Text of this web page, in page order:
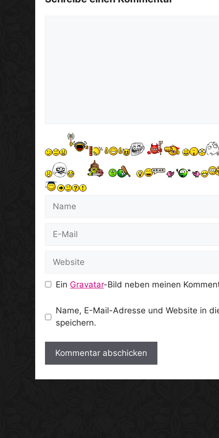
Mail
Ein Gravatar-Bild neben meinen
Name, E-Mail-Adresse und Website in
speichern.